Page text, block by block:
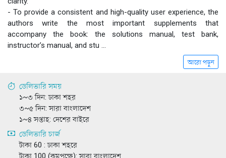
- To provide a consistent and high-quality user experience, the
authors write the most important supplements that
accompany the book: the solutions manual, test bank,
instructor’s manual, and stu ...
আরো পড়ুন
ডেলিভারি সময়
১~৩ দিন: ঢাকা শহর
৩~৫ দিন: সারা বাংলাদেশ
১~৪ সপ্তাহ: দেশের বাইরে
ডেলিভারি চার্জ
টাকা 60 : ঢাকা শহরে
টাকা 100 (কমপক্ষে): সারা বাংলাদেশ